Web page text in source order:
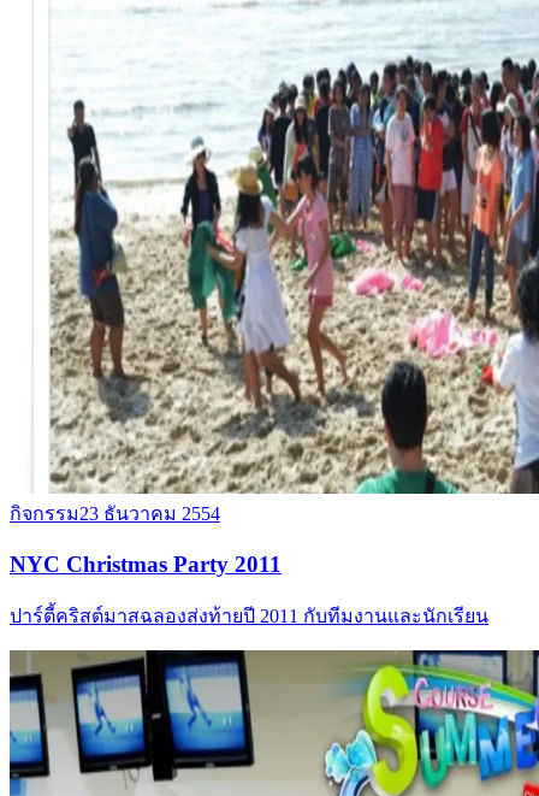
กิจกรรม23 ธันวาคม 2554
NYC Christmas Party 2011
ปาร์ตี้คริสต์มาสฉลองส่งท้ายปี 2011 กับทีมงานและนักเรียน